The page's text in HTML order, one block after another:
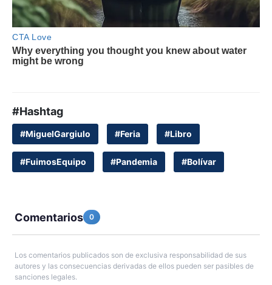
#Hashtag
#MiguelGargiulo #Feria #Libro
#FuimosEquipo #Pandemia #Bolívar
Comentarios 0
Los comentarios publicados son de exclusiva responsabilidad de sus
autores y las consecuencias derivadas de ellos pueden ser pasibles de
sanciones legales.